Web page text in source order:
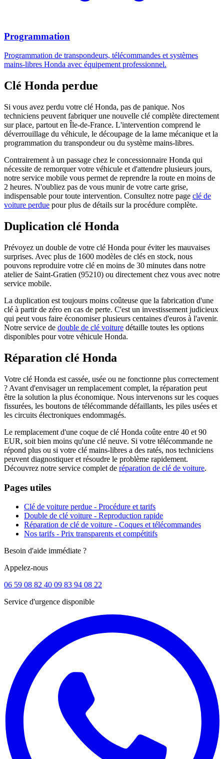
Programmation
Programmation de transpondeurs, télécommandes et systèmes
mains-libres Honda avec équipement professionnel.
Clé Honda perdue
Si vous avez perdu votre clé Honda, pas de panique. Nos
techniciens peuvent fabriquer une nouvelle clé complète directement
sur place, partout en Île-de-France. L'intervention comprend le
déverrouillage du véhicule, le découpage de la lame mécanique et la
programmation du transpondeur ou du système mains-libres.
Contrairement à un passage chez le concessionnaire Honda qui
nécessite de remorquer votre véhicule et d'attendre plusieurs jours,
notre service mobile vous permet de reprendre la route en moins de
2 heures. N'oubliez pas de vous munir de votre carte grise,
indispensable pour toute intervention. Consultez notre page clé de
voiture perdue pour plus de détails sur la procédure complète.
Duplication clé Honda
Prévoyez un double de votre clé Honda pour éviter les mauvaises
surprises. Avec plus de 1600 modèles de clés en stock, nous
pouvons reproduire votre clé en moins de 30 minutes dans notre
atelier de Saint-Gratien (95210) ou directement chez vous avec notre
service mobile.
La duplication est toujours moins coûteuse que la fabrication d'une
clé à partir de zéro en cas de perte. C'est un investissement judicieux
qui peut vous faire économiser plusieurs centaines d'euros à l'avenir.
Notre service de double de clé voiture détaille toutes les options
disponibles pour votre véhicule Honda.
Réparation clé Honda
Votre clé Honda est cassée, usée ou ne fonctionne plus correctement
? Avant d'envisager un remplacement complet, la réparation peut
être la solution la plus économique. Nous intervenons sur les coques
fissurées, les boutons de télécommande défaillants, les piles usées et
les circuits électroniques endommagés.
Le remplacement d'une coque de clé Honda coûte entre 40 et 90
EUR, soit bien moins qu'une clé neuve. Si votre télécommande ne
répond plus ou si votre clé mains-libres a des ratés, nos techniciens
peuvent diagnostiquer et résoudre le problème rapidement.
Découvrez notre service complet de réparation de clé de voiture.
Pages utiles
Clé de voiture perdue - Procédure et tarifs
Double de clé voiture - Reproduction rapide
Réparation de clé de voiture - Coques et télécommandes
Nos tarifs - Prix transparents et compétitifs
Besoin d'aide immédiate ?
Appelez-nous
06 59 08 82 40 09 83 94 08 22
Service d'urgence disponible